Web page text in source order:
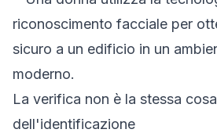
La verifica non è la stessa cosa
dell'identificazione